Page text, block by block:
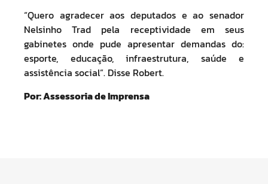
“Quero agradecer aos deputados e ao senador
Nelsinho Trad pela receptividade em seus
gabinetes onde pude apresentar demandas do:
esporte, educação, infraestrutura, saúde e
assistência social”. Disse Robert.
Por: Assessoria de Imprensa